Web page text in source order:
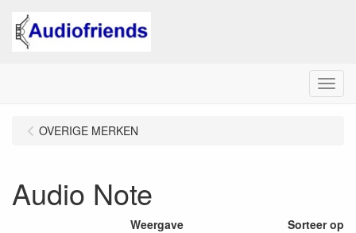
Menu
OVERIGE MERKEN
Audio Note
Weergave Sorteer op